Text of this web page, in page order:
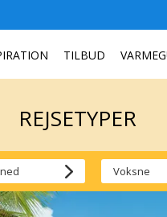
TILBUD
REJSETYPER
REJSETYPER
Voksne